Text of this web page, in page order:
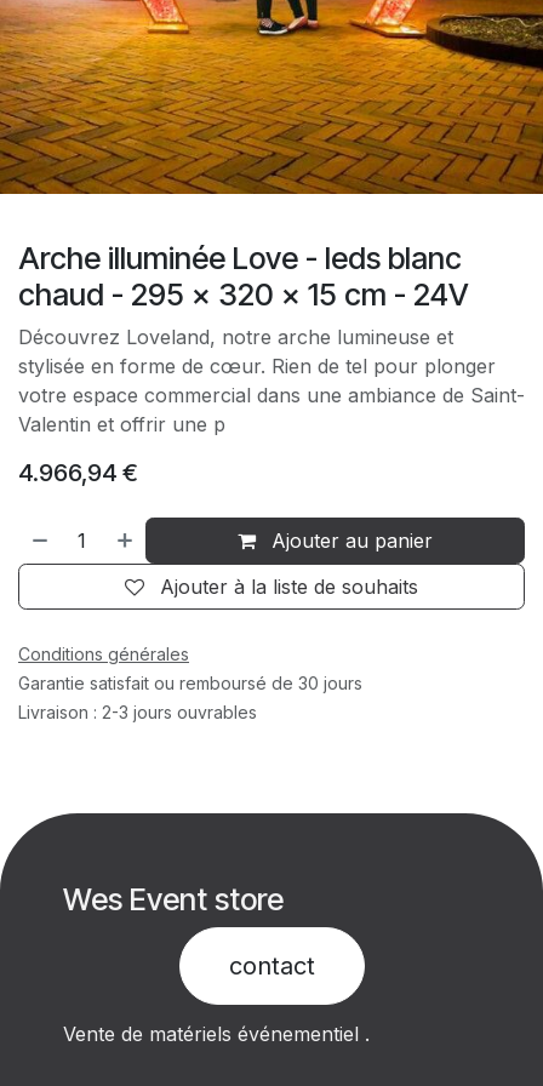
Arche illuminée Love - leds blanc
chaud - 295 x 320 x 15 cm - 24V
Découvrez Loveland, notre arche lumineuse et
stylisée en forme de cœur. Rien de tel pour plonger
votre espace commercial dans une ambiance de Saint-
Valentin et offrir une p
4.966,94 €
Ajouter au panier
Ajouter à la liste de souhaits
Conditions générales
Garantie satisfait ou remboursé de 30 jours
Livraison : 2-3 jours ouvrables
Wes Event store
contact​
Vente de matériels événementiel .